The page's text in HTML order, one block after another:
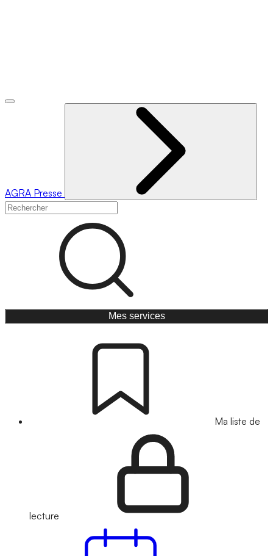
AGRA Presse
Mes services
Ma liste de
lecture